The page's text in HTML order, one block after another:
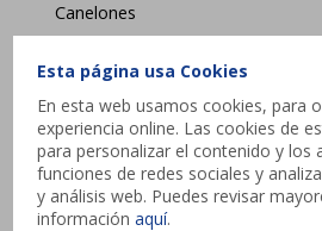
Esta página usa Cookies
En esta web usamos cookies, para
experiencia online. Las cookies de
para personalizar el contenido y los
funciones de redes sociales y
y análisis web. Puedes revisar
informaciónaquí.
Canelones
contacto@jysk.uy
Lunes a Domingo de 10 a 21
4 días hábiles.
   